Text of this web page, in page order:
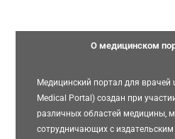
О медицинском
Медицинский портал для врачей
Medical Portal) создан при
различных областей медицины,
сотрудничающих с